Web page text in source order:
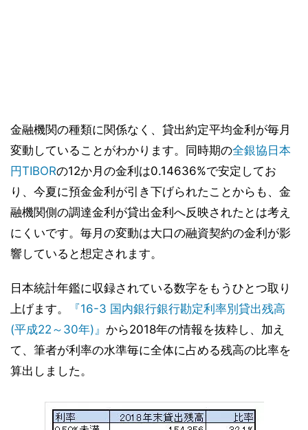
金融機関の種類に関係なく、貸出約定平均金利が毎月
変動していることがわかります。同時期の全銀協日本
円TIBORの12か月の金利は0.14636%で安定してお
り、今夏に預金金利が引き下げられたことからも、金
融機関側の調達金利が貸出金利へ反映されたとは考え
にくいです。毎月の変動は大口の融資契約の金利が影
響していると想定されます。
日本統計年鑑に収録されている数字をもうひとつ取り
上げます。
『16-3 国内銀行銀行勘定利率別貸出残高
(平成22～30年)』 から2018年の情報を抜粋し、加え
て、筆者が利率の水準毎に全体に占める残高の比率を
算出しました。